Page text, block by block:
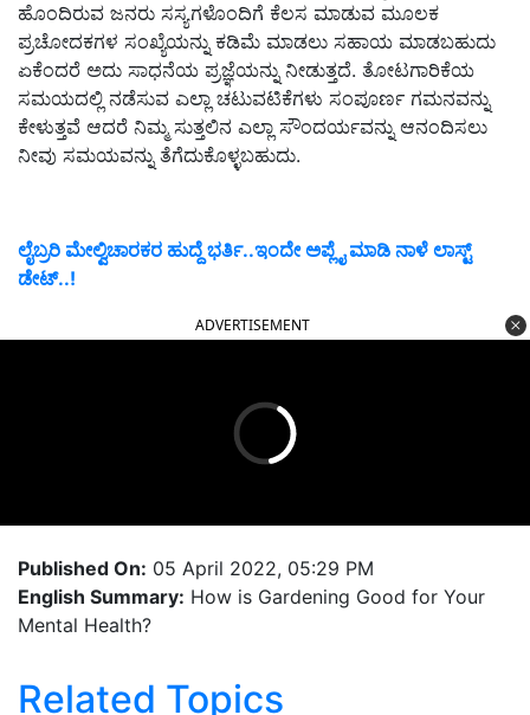
ಹೊಂದಿರುವ ಜನರು ಸಸ್ಯಗಳೊಂದಿಗೆ ಕೆಲಸ ಮಾಡುವ ಮೂಲಕ
ಪ್ರಚೋದಕಗಳ ಸಂಖ್ಯೆಯನ್ನು ಕಡಿಮೆ ಮಾಡಲು ಸಹಾಯ ಮಾಡಬಹುದು
ಏಕೆಂದರೆ ಅದು ಸಾಧನೆಯ ಪ್ರಜ್ಞೆಯನ್ನು ನೀಡುತ್ತದೆ. ತೋಟಗಾರಿಕೆಯ
ಸಮಯದಲ್ಲಿ ನಡೆಸುವ ಎಲ್ಲಾ ಚಟುವಟಿಕೆಗಳು ಸಂಪೂರ್ಣ ಗಮನವನ್ನು
ಕೇಳುತ್ತವೆ ಆದರೆ ನಿಮ್ಮ ಸುತ್ತಲಿನ ಎಲ್ಲಾ ಸೌಂದರ್ಯವನ್ನು ಆನಂದಿಸಲು
ನೀವು ಸಮಯವನ್ನು ತೆಗೆದುಕೊಳ್ಳಬಹುದು.
ಲೈಬ್ರರಿ ಮೇಲ್ವಿಚಾರಕರ ಹುದ್ದೆ ಭರ್ತಿ..ಇಂದೇ ಅಪ್ಲೈ ಮಾಡಿ ನಾಳೆ ಲಾಸ್ಟ್‌
ಡೇಟ್..!
ADVERTISEMENT
Published On: 05 April 2022, 05:29 PM
English Summary: How is Gardening Good for Your
Mental Health?
Related Topics